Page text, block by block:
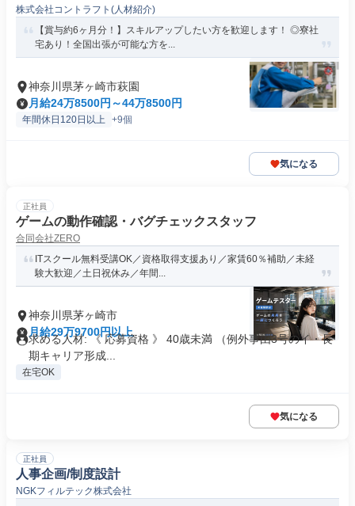
株式会社コントラフト(人材紹介)
【賞与約6ヶ月分！】スキルアップしたい方を歓迎します！ ◎寮社
宅あり！全国出張が可能な方を...
神奈川県茅ヶ崎市萩園
月給24万8500円～44万8500円
年間休日120日以上 +9個
気になる
正社員
ゲームの動作確認・バグチェックスタッフ
合同会社ZERO
ITスクール無料受講OK／資格取得支援あり／家賃60％補助／未経
験大歓迎／土日祝休み／年間...
神奈川県茅ヶ崎市
月給29万9700円以上
求める人材: 《 応募資格 》 40歳未満 （例外事由3号のイ・長
期キャリア形成...
在宅OK
気になる
正社員
人事企画/制度設計
NGKフィルテック株式会社